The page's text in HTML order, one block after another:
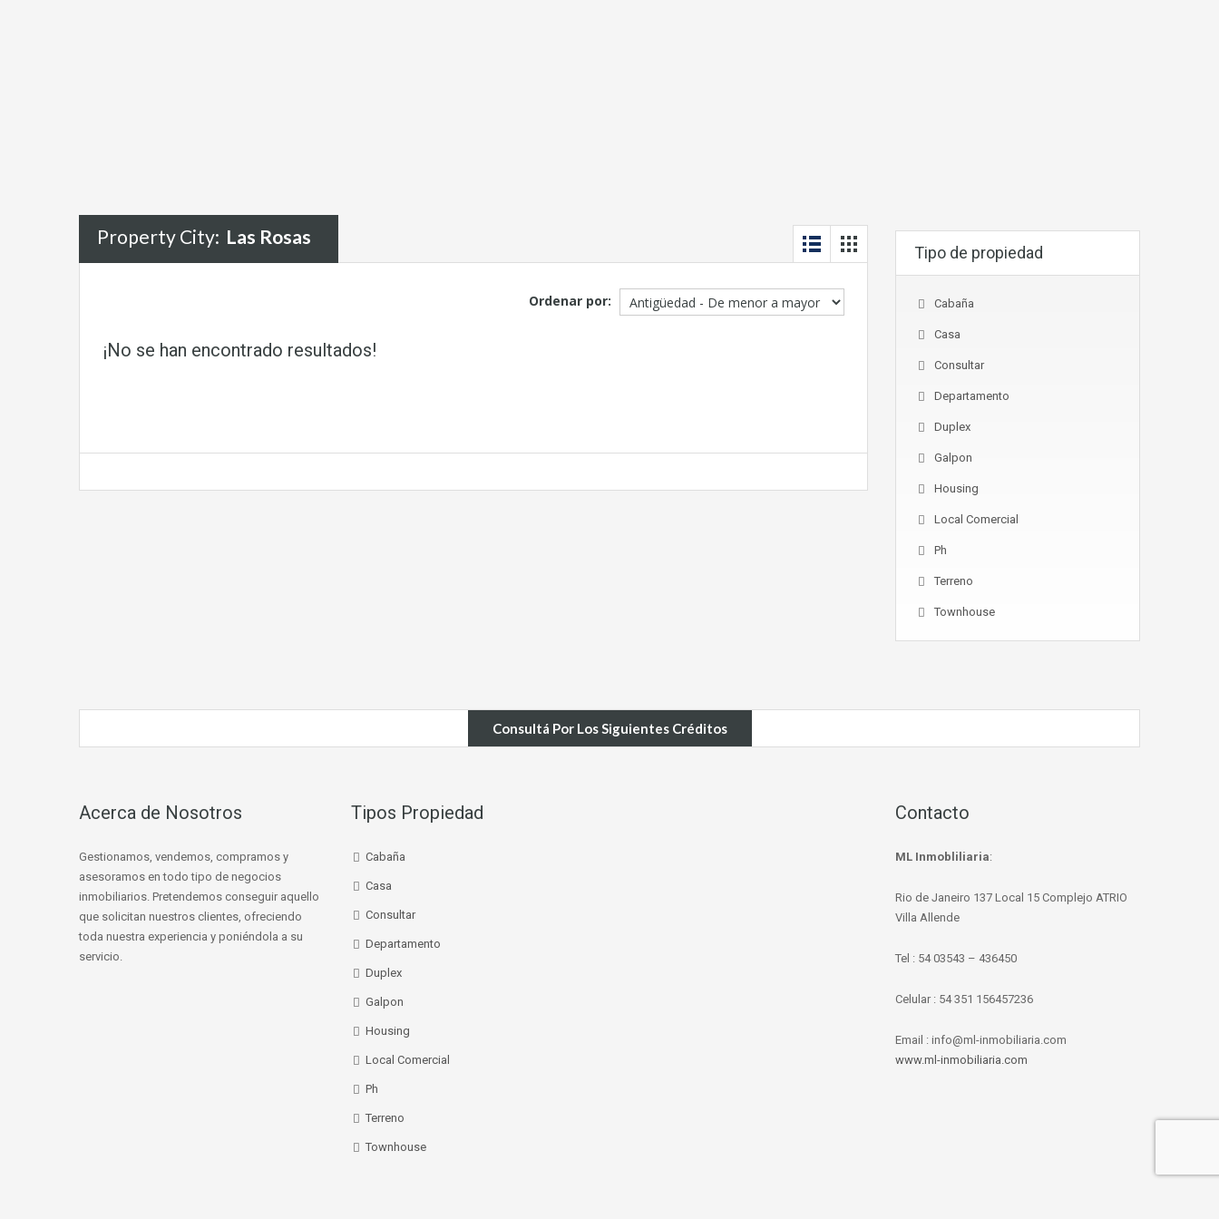
Property City: Las Rosas
Ordenar por:
¡No se han encontrado resultados!
Tipo de propiedad
Cabaña
Casa
Consultar
Departamento
Duplex
Galpon
Housing
Local Comercial
Ph
Terreno
Townhouse
Consultá Por Los Siguientes Créditos
Acerca de Nosotros
Gestionamos, vendemos, compramos y
asesoramos en todo tipo de negocios
inmobiliarios. Pretendemos conseguir aquello
que solicitan nuestros clientes, ofreciendo
toda nuestra experiencia y poniéndola a su
servicio.
Tipos Propiedad
Cabaña
Casa
Consultar
Departamento
Duplex
Galpon
Housing
Local Comercial
Ph
Terreno
Townhouse
Contacto
ML Inmobliliaria:
Rio de Janeiro 137 Local 15 Complejo ATRIO
Villa Allende
Tel : 54 03543 – 436450
Celular : 54 351 156457236
Email : info@ml-inmobiliaria.com
www.ml-inmobiliaria.com